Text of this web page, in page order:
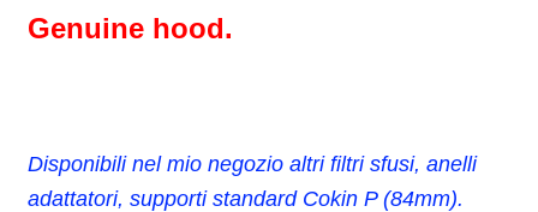
Genuine hood.
Disponibili nel mio negozio altri filtri sfusi, anelli
adattatori, supporti standard Cokin P (84mm).